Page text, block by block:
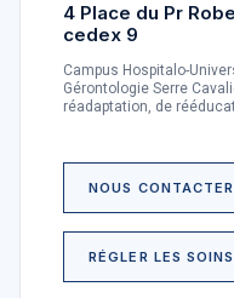
4 Place du Pr
cedex 9
Campus Hospitalo-
Gérontologie Serre
réadaptation, de
NOUS CONTACTER
RÉGLER LES SOINS